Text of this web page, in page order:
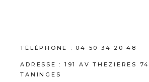
TÉLÉPHONE : 04 50 34 20 48
ADRESSE : 191 AV THEZIERES
TANINGES